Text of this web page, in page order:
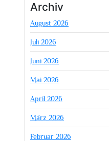
Archiv
August 2026
Juli 2026
Juni 2026
Mai 2026
April 2026
März 2026
Februar 2026